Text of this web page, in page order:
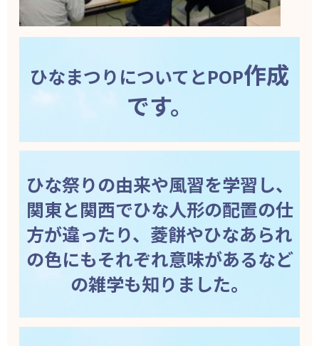
ひなまつりについてとPOP作成
です。
ひな祭りの由来や風習を学習し、
関東と関西でひな人形の配置の仕
方が違ったり、菱餅やひなあられ
の色にもそれぞれ意味があるなど
の雑学も知りました。